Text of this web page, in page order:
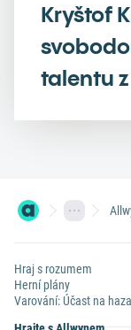
Kryštof
talentu
Hraj s rozumem
Herní plány
Varování: Účast na